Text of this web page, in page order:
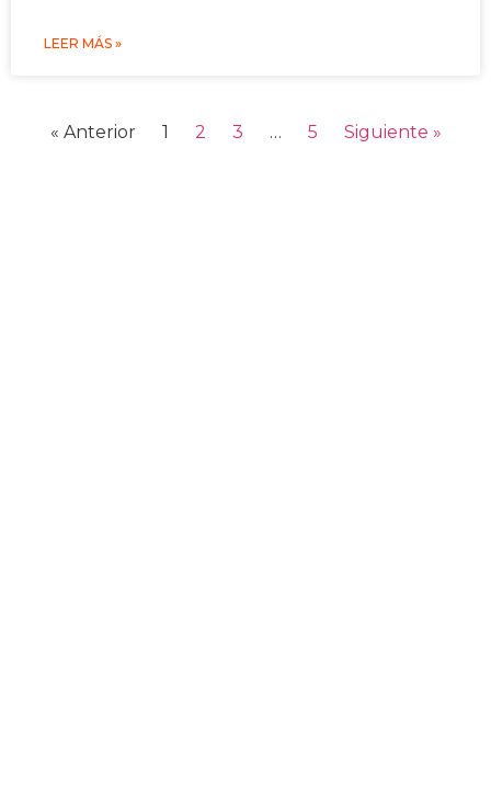
LEER MÁS »
« Anterior 1 2 3 … 5 Siguiente »